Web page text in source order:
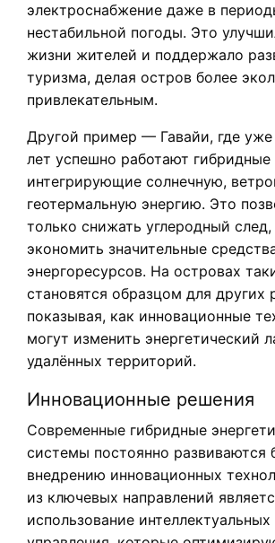
электроснабжение даже в
нестабильной погоды. Это
жизни жителей и поддержало
туризма, делая остров более
привлекательным.
Другой пример — Гавайи, где уже
лет успешно работают
интегрирующие солнечную,
геотермальную энергию. Это
только снижать углеродный
экономить значительные
энергоресурсов. На островах
становятся образцом для других
показывая, как инновационные
могут изменить энергетический
удалённых территорий.
Инновационные решения
Современные гибридные
системы постоянно развиваются
внедрению инновационных
из ключевых направлений
использование